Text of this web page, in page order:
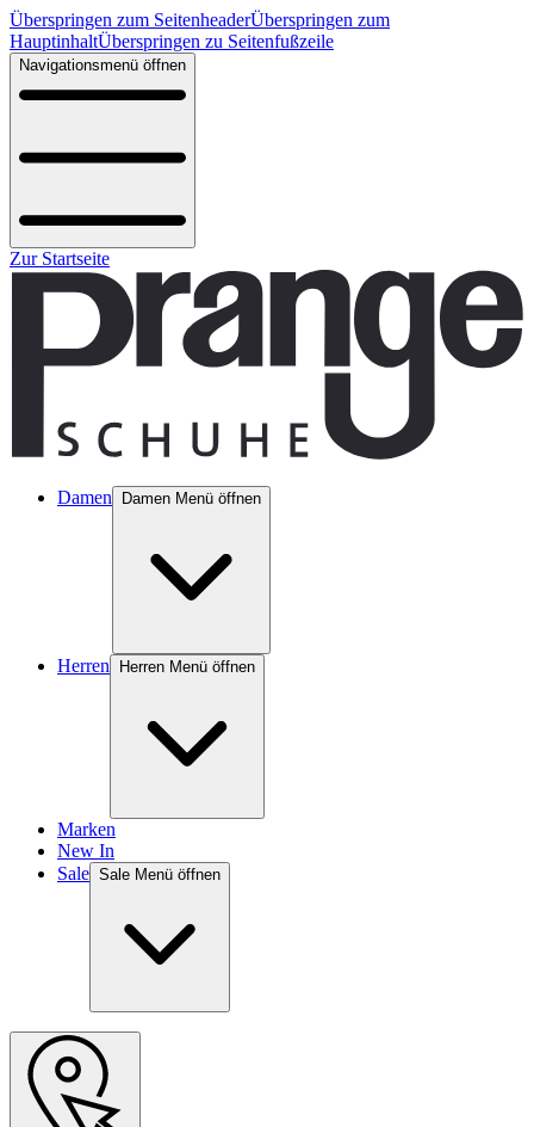
Überspringen zum SeitenheaderÜberspringen zum
HauptinhaltÜberspringen zu Seitenfußzeile
Navigationsmenü öffnen
Zur Startseite
Damen Damen Menü öffnen
Herren Herren Menü öffnen
Marken
New In
Sale Sale Menü öffnen